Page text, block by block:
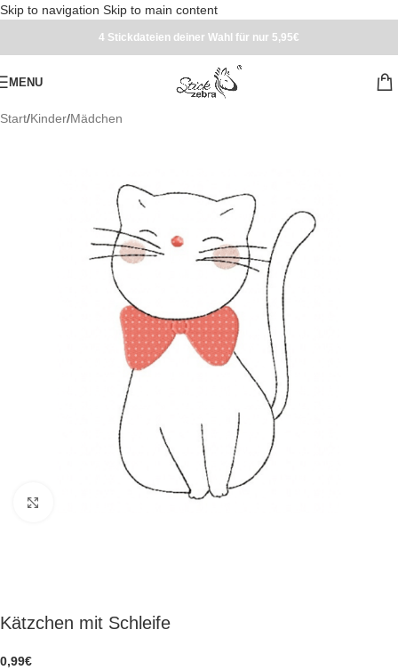
Skip to navigation Skip to main content
4 Stickdateien deiner Wahl für nur 5,95€
MENU
Start/Kinder/Mädchen
Kätzchen mit Schleife
0,99€